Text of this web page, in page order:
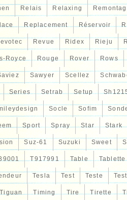
Relais Relaxing
Replacement Réservoir
Revue Ridex Rieju
Royce Rouge Rover Rows
Sawyer Scellez
Series Setrab Setup
Socle Sofim
Sport Spray Star Stark
Suz-61 Suzuki Sweet
T917991 Table Tablette
Tesla Test Teste
Tiguan Timing Tire Tirette